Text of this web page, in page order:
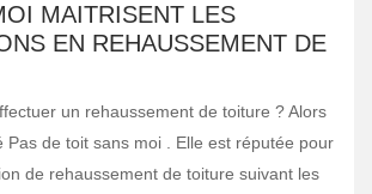
MAITRISENT LES
EN REHAUSSEMENT DE
un rehaussement de toiture ? Alors
Pas de toit sans moi . Elle est réputée pour
de rehaussement de toiture suivant les